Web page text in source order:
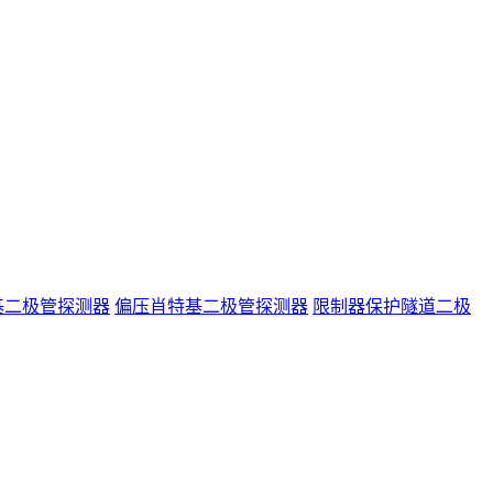
极管探测器 偏压肖特基二极管探测器 限制器保护隧道二极